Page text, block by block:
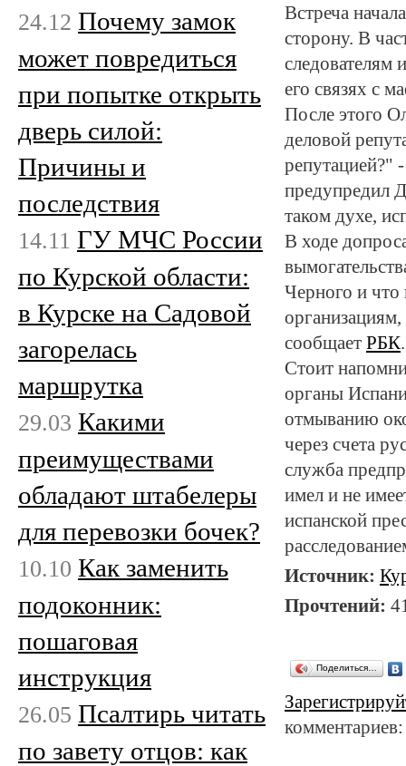
Встреча
сторону. В
следователям
его связях с
После этого
деловой
репутацией?"
предупредил
таком духе,
В ходе
Черного и
сообщает РБК.
Стоит
органы
отмыванию
через счета
служба
имел и не
испанской
Источник:
Прочтений:
Поделиться…
24.12 Почему замок
может повредиться
при попытке открыть
дверь силой:
Причины и
последствия
14.11 ГУ МЧС России
по Курской области:
в Курске на Садовой
загорелась
маршрутка
29.03 Какими
преимуществами
обладают штабелеры
для перевозки бочек?
10.10 Как заменить
подоконник:
пошаговая
инструкция
26.05 Псалтирь читать
по завету отцов: как